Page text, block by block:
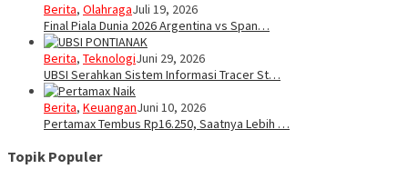
Berita, OlahragaJuli 19, 2026
Final Piala Dunia 2026 Argentina vs Span…
Berita, TeknologiJuni 29, 2026
UBSI Serahkan Sistem Informasi Tracer St…
Berita, KeuanganJuni 10, 2026
Pertamax Tembus Rp16.250, Saatnya Lebih …
Topik Populer